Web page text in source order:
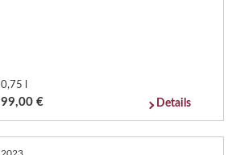
0,75 l
99,00 € Details